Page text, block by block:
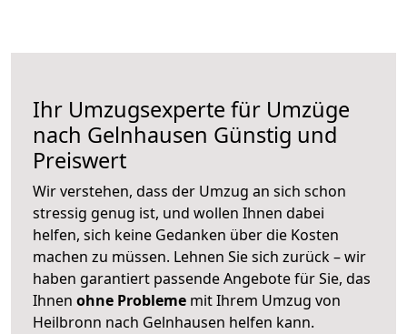
Ihr Umzugsexperte für Umzüge
nach Gelnhausen Günstig und
Preiswert
Wir verstehen, dass der Umzug an sich schon
stressig genug ist, und wollen Ihnen dabei
helfen, sich keine Gedanken über die Kosten
machen zu müssen. Lehnen Sie sich zurück – wir
haben garantiert passende Angebote für Sie, das
Ihnen ohne Probleme mit Ihrem Umzug von
Heilbronn nach Gelnhausen helfen kann.